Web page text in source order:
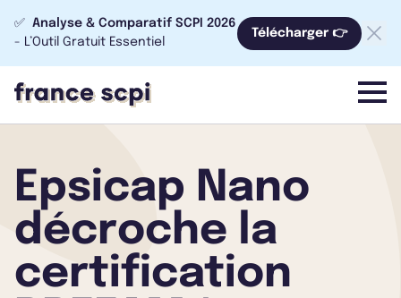
✅ Analyse & Comparatif SCPI 2026
- L’Outil Gratuit Essentiel
Télécharger 👉
menu
Epsicap Nano
décroche la
certification